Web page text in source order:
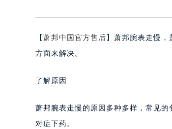
深圳市罗湖区深南东
重庆市江北区观音桥
【萧邦中国官方售后】萧邦腕表走慢
方面来解决。
了解原因
萧邦腕表走慢的原因多种多样，常见
对症下药。